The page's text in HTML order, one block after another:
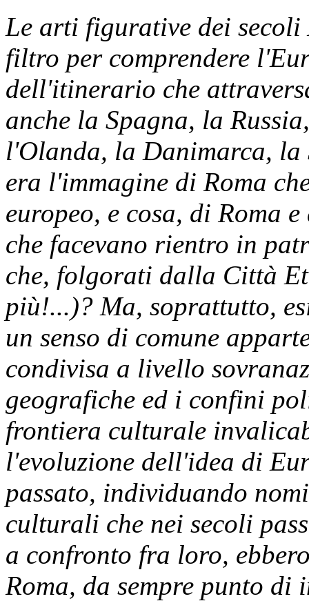
Le arti figurative dei
filtro per comprendere
dell'itinerario che
anche la Spagna, la
l'Olanda, la Danimarca,
era l'immagine di Roma
europeo, e cosa, di
che facevano rientro in
che, folgorati dalla Città
più!...)? Ma, soprattutto,
un senso di comune
condivisa a livello
geografiche ed i confini
frontiera culturale
l'evoluzione dell'idea di
passato, individuando
culturali che nei secoli
a confronto fra loro,
Roma, da sempre punto